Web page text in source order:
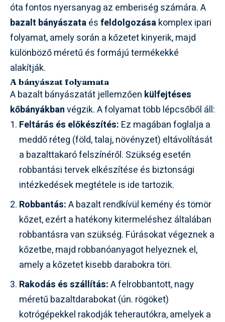
óta fontos nyersanyag az emberiség számára. A
bazalt bányászataésfeldolgozásakomplex ipari
folyamat, amely során a kőzetet kinyerik, majd
különböző méretű és formájú termékekké
alakítják.
A bányászat folyamata
A bazalt bányászatát jellemzően külfejtéses
kőbányákbanvégzik. A folyamat több lépcsőből áll:
Feltárás és előkészítés: Ez magában foglalja a
meddő réteg (föld, talaj, növényzet) eltávolítását
a bazalttakaró felszínéről. Szükség esetén
robbantási tervek elkészítése és biztonsági
intézkedések megtétele is ide tartozik.
Robbantás:A bazalt rendkívül kemény és tömör
kőzet, ezért a hatékony kitermeléshez általában
robbantásra van szükség. Fúrásokat végeznek a
kőzetbe, majd robbanóanyagot helyeznek el,
amely a kőzetet kisebb darabokra töri.
Rakodás és szállítás:A felrobbantott, nagy
méretű bazaltdarabokat (ún. rögöket)
kotrógépekkel rakodják teherautókra, amelyek a